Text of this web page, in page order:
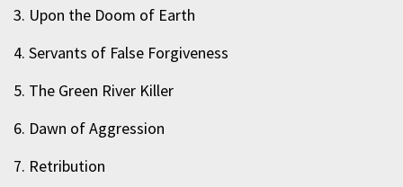
3. Upon the Doom of Earth
4. Servants of False Forgiveness
5. The Green River Killer
6. Dawn of Aggression
7. Retribution